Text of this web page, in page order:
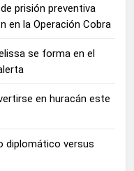
prisión preventiva
en la Operación Cobra
se forma en el
en huracán este
diplomático versus